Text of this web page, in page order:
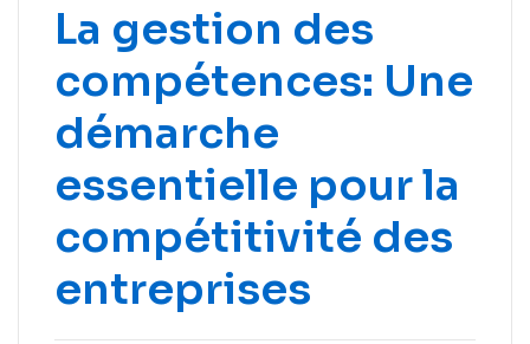
La gestion des
compétences: Une
démarche
essentielle pour la
compétitivité des
entreprises